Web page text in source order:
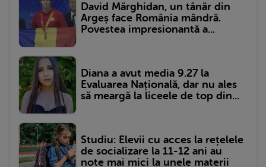
David Mărghidan, un tânăr din
Argeș face România mândră.
Povestea impresionantă a...
Diana a avut media 9.27 la
Evaluarea Națională, dar nu ales
să meargă la liceele de top din...
Studiu: Elevii cu acces la rețelele
de socializare la 11-12 ani au
note mai mici la unele materii